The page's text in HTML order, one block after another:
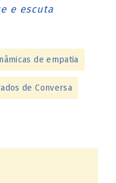
e escuta
de empatia
de Conversa